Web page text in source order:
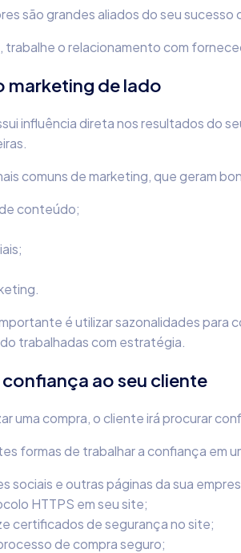
são grandes aliados do seu sucesso
trabalhe o relacionamento com
marketing de lado
influência direta nos resultados do
comuns de marketing, que geram
conteúdo;
é utilizar sazonalidades para
trabalhadas com estratégia.
ao seu cliente
uma compra, o cliente irá procurar
formas de trabalhar a confiança em
sociais e outras páginas da sua
HTTPS em seu site;
certificados de segurança no site;
de compra seguro;